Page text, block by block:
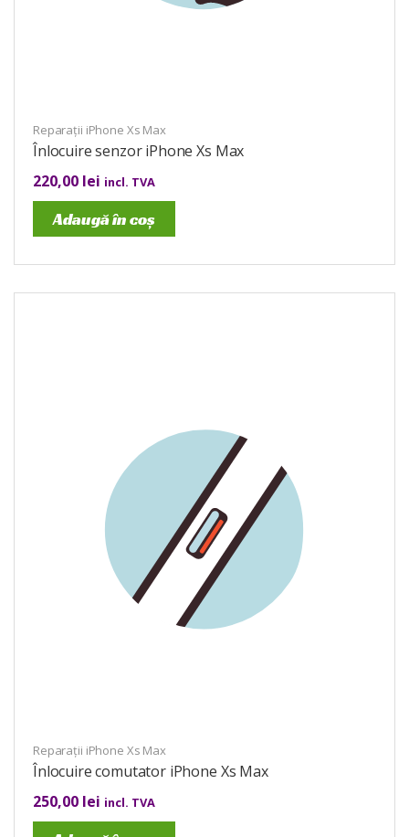
Reparații iPhone Xs Max
Înlocuire senzor iPhone Xs Max
220,00 lei incl. TVA
Adaugă în coș
Reparații iPhone Xs Max
Înlocuire comutator iPhone Xs Max
250,00 lei incl. TVA